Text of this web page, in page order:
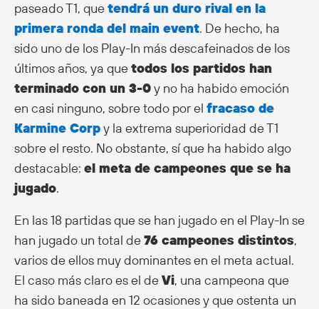
paseado T1, quetendrá un duro rival en la
primera ronda del main event. De hecho, ha
sido uno de los Play-In más descafeinados de los
últimos años, ya quetodos los partidos han
terminado con un 3-0y no ha habido emoción
en casi ninguno, sobre todo por el fracaso de
Karmine Corpy la extrema superioridad de T1
sobre el resto. No obstante, sí que ha habido algo
destacable: el meta de campeones que se ha
jugado.
En las 18 partidas que se han jugado en el Play-In se
han jugado un total de76 campeones distintos,
varios de ellos muy dominantes en el meta actual.
El caso más claro es el deVi, una campeona que
ha sido baneada en 12 ocasiones y que ostenta un